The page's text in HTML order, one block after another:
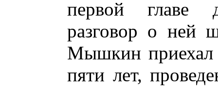
первой главе
разговор о ней
Мышкин приехал
пяти лет,